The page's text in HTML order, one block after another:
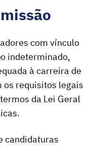
com vínculo
indeterminado,
à carreira de
os requisitos legais
da Lei Geral
candidaturas